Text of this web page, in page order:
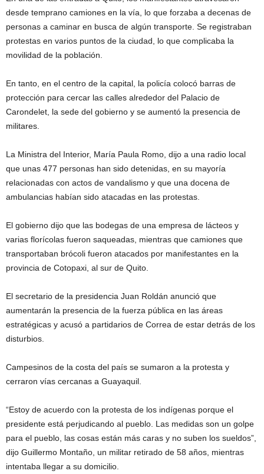
desde temprano camiones en la vía, lo que forzaba a decenas de
personas a caminar en busca de algún transporte. Se registraban
protestas en varios puntos de la ciudad, lo que complicaba la
movilidad de la población.
En tanto, en el centro de la capital, la policía colocó barras de
protección para cercar las calles alrededor del Palacio de
Carondelet, la sede del gobierno y se aumentó la presencia de
militares.
La Ministra del Interior, María Paula Romo, dijo a una radio local
que unas 477 personas han sido detenidas, en su mayoría
relacionadas con actos de vandalismo y que una docena de
ambulancias habían sido atacadas en las protestas.
El gobierno dijo que las bodegas de una empresa de lácteos y
varias florícolas fueron saqueadas, mientras que camiones que
transportaban brócoli fueron atacados por manifestantes en la
provincia de Cotopaxi, al sur de Quito.
El secretario de la presidencia Juan Roldán anunció que
aumentarán la presencia de la fuerza pública en las áreas
estratégicas y acusó a partidarios de Correa de estar detrás de los
disturbios.
Campesinos de la costa del país se sumaron a la protesta y
cerraron vías cercanas a Guayaquil.
“Estoy de acuerdo con la protesta de los indígenas porque el
presidente está perjudicando al pueblo. Las medidas son un golpe
para el pueblo, las cosas están más caras y no suben los sueldos”,
dijo Guillermo Montaño, un militar retirado de 58 años, mientras
intentaba llegar a su domicilio.